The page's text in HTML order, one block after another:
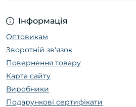
Інформація
Оптовикам
Зворотній зв'язок
Повернення товару
Карта сайту
Виробники
Подарункові сертифікати